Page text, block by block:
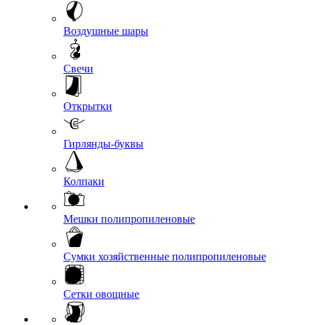
Воздушные шары
Свечи
Открытки
Гирлянды-буквы
Колпаки
Мешки полипропиленовые
Сумки хозяйственные полипропиленовые
Сетки овощные